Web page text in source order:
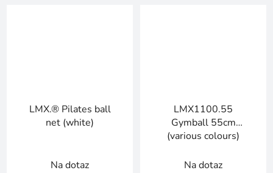
LMX.® Pilates ball
net (white)
Na dotaz
LMX1100.55
Gymball 55cm
(various colours)
Na dotaz